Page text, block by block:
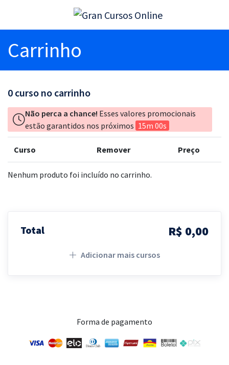
Carrinho
0 curso no carrinho
Não perca a chance! Esses valores promocionais
estão garantidos nos próximos 15m 00s
Curso Remover Preço
Nenhum produto foi incluído no carrinho.
Total R$ 0,00
Adicionar mais cursos
Forma de pagamento